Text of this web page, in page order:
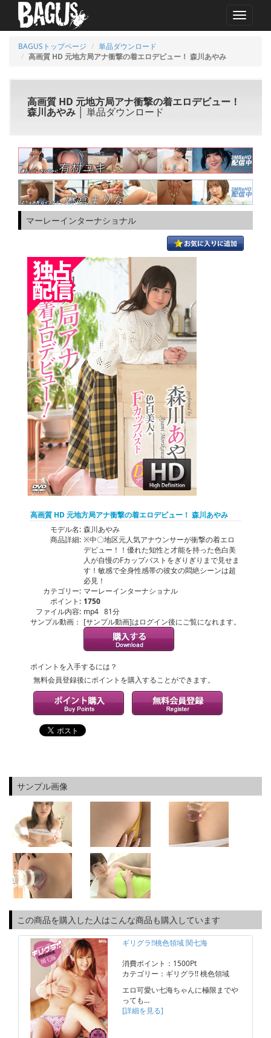
MENU
BAGUSトップページ
単品ダウンロード
高画質 HD 元地方局アナ衝撃の着エロデビュー！ 森川あやみ
高画質 HD 元地方局アナ衝撃の着エロデビュー！
森川あやみ │ 単品ダウンロード
マーレーインターナショナル
高画質 HD 元地方局アナ衝撃の着エロデビュー！ 森川あやみ
モデル名: 森川あやみ
商品詳細: ※中〇地区元人気アナウンサーが衝撃の着エロ
デビュー！！優れた知性と才能を持った色白美
人が自慢のFカップバストをぎりぎりまで見せま
す！敏感で全身性感帯の彼女の悶絶シーンは超
必見！
カテゴリー: マーレーインターナショナル
ポイント: 1750
ファイル内容: mp4 81分
サンプル動画： [サンプル動画]はログイン後にご覧になれます。
ポイントを入手するには？
無料会員登録後にポイントを購入することができます。
サンプル画像
この商品を購入した人はこんな商品も購入しています
ギリグラ!!桃色領域 関七海
消費ポイント：1500Pt
カテゴリー：ギリグラ!! 桃色領域
エロ可愛い七海ちゃんに極限までや
っても…
[詳細を見る]